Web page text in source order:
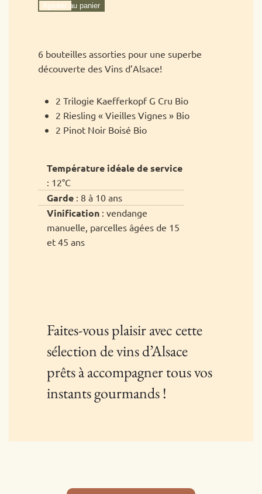
Colis
6
bouteilles
Ajouter au panier
6 bouteilles assorties pour une superbe
découverte des Vins d’Alsace!
2 Trilogie Kaefferkopf G Cru Bio
2 Riesling « Vieilles Vignes » Bio
2 Pinot Noir Boisé Bio
Température idéale de service
: 12°C
Garde : 8 à 10 ans
Vinification : vendange
manuelle, parcelles âgées de 15
et 45 ans
Faites-vous plaisir avec cette
sélection de vins d’Alsace
prêts à accompagner tous vos
instants gourmands !